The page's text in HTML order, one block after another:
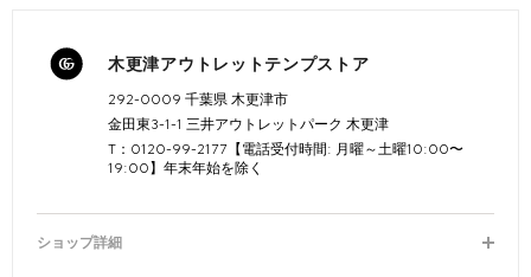
木更津アウトレットテンプストア
292-0009 千葉県 木更津市
金田東3-1-1 三井アウトレットパーク 木更津
T：0120-99-2177【電話受付時間: 月曜～土曜10:00〜
19:00】年末年始を除く
ショップ詳細